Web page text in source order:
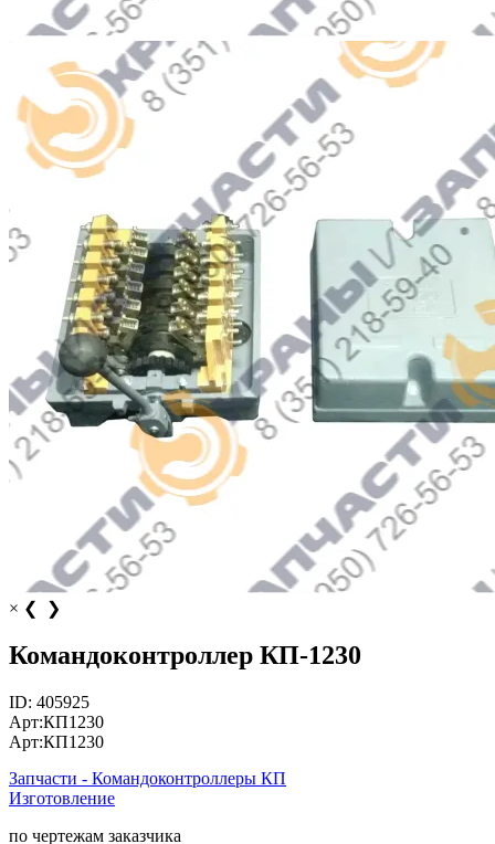
× ❮ ❯
Командоконтроллер КП-1230
ID: 405925
Арт:КП1230
Арт:КП1230
Запчасти - Командоконтроллеры КП
Изготовление
по чертежам заказчика